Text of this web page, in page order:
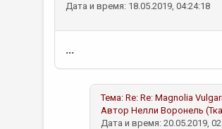
Дата и время: 18.05.2019, 04:24:18
...
Тема: Re: Re: Magnolia
Автор Нелли Воронель
Дата и время: 20.05.2019,